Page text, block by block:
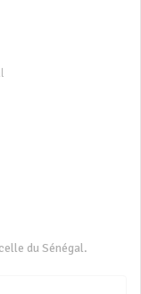
du Sénégal.